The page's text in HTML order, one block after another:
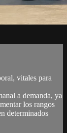
vitales para
a demanda, ya
los rangos
determinados